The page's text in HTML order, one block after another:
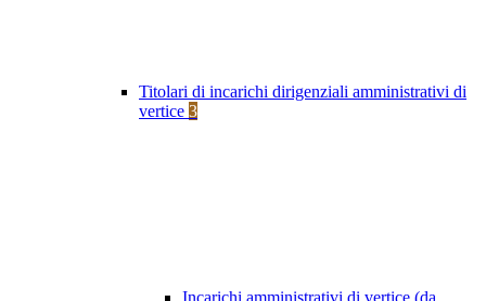
Titolari di incarichi dirigenziali amministrativi di
vertice 3